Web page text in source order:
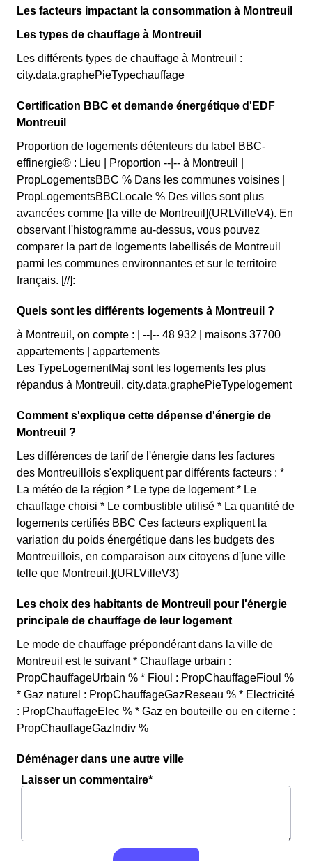
Les facteurs impactant la consommation à Montreuil
Les types de chauffage à Montreuil
Les différents types de chauffage à Montreuil :
city.data.graphePieTypechauffage
Certification BBC et demande énergétique d'EDF
Montreuil
Proportion de logements détenteurs du label BBC-
effinergie® : Lieu | Proportion --|-- à Montreuil |
PropLogementsBBC % Dans les communes voisines |
PropLogementsBBCLocale % Des villes sont plus
avancées comme [la ville de Montreuil](URLVilleV4). En
observant l'histogramme au-dessus, vous pouvez
comparer la part de logements labellisés de Montreuil
parmi les communes environnantes et sur le territoire
français. [//]:
Quels sont les différents logements à Montreuil ?
à Montreuil, on compte : | --|-- 48 932 | maisons 37700
appartements | appartements
Les TypeLogementMaj sont les logements les plus
répandus à Montreuil. city.data.graphePieTypelogement
Comment s'explique cette dépense d'énergie de
Montreuil ?
Les différences de tarif de l'énergie dans les factures
des Montreuillois s'expliquent par différents facteurs : *
La météo de la région * Le type de logement * Le
chauffage choisi * Le combustible utilisé * La quantité de
logements certifiés BBC Ces facteurs expliquent la
variation du poids énergétique dans les budgets des
Montreuillois, en comparaison aux citoyens d'[une ville
telle que Montreuil.](URLVilleV3)
Les choix des habitants de Montreuil pour l'énergie
principale de chauffage de leur logement
Le mode de chauffage prépondérant dans la ville de
Montreuil est le suivant * Chauffage urbain :
PropChauffageUrbain % * Fioul : PropChauffageFioul %
* Gaz naturel : PropChauffageGazReseau % * Electricité
: PropChauffageElec % * Gaz en bouteille ou en citerne :
PropChauffageGazIndiv %
Déménager dans une autre ville
Laisser un commentaire*